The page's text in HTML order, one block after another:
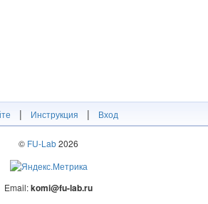
| Инструкция | Вход
© FU-Lab2026
Email:komi@fu-lab.ru